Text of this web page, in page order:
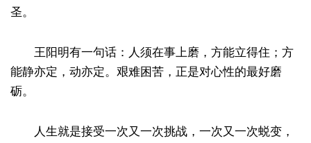
圣。
王阳明有一句话：人须在事上磨，方能立得住；方
能静亦定，动亦定。艰难困苦，正是对心性的最好磨
砺。
人生就是接受一次又一次挑战，一次又一次蜕变，